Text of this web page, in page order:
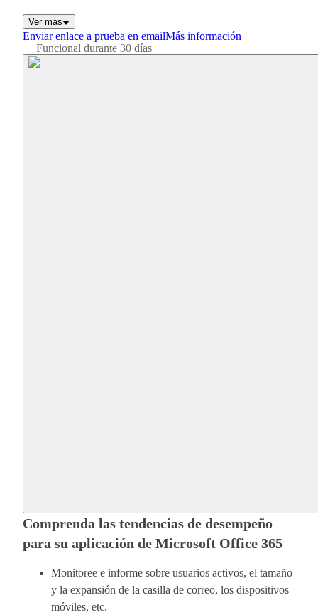
Ver más
Enviar enlace a prueba en email
Funcional durante 30 días
Más información
Comprenda las tendencias de desempeño
para su aplicación de Microsoft Office 365
Monitoree e informe sobre usuarios activos, el tamaño
y la expansión de la casilla de correo, los dispositivos
móviles, etc.